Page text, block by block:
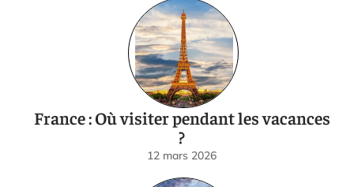
France : Où visiter pendant les vacances
?
12 mars 2026